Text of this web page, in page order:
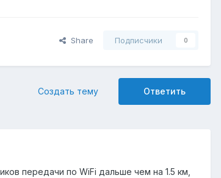
Share Подписчики 0
Ответить
Создать тему
передачи по WiFi дальше чем на 1.5 км,